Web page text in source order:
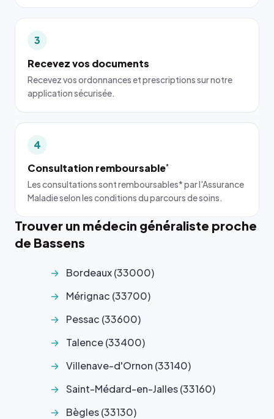
3
Recevez vos documents
Recevez vos ordonnances et prescriptions sur notre
application sécurisée.
4
Consultation remboursable*
Les consultations sont remboursables* par l'Assurance
Maladie selon les conditions du parcours de soins.
Trouver un médecin généraliste proche
de Bassens
Bordeaux (33000)
Mérignac (33700)
Pessac (33600)
Talence (33400)
Villenave-d'Ornon (33140)
Saint-Médard-en-Jalles (33160)
Bègles (33130)